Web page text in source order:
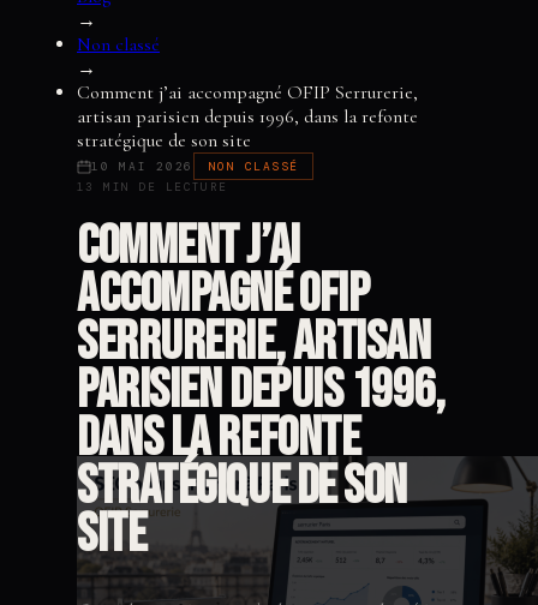
→
Non classé
→
Comment j’ai accompagné OFIP Serrurerie,
artisan parisien depuis 1996, dans la refonte
stratégique de son site
10 MAI 2026 NON CLASSÉ
13 MIN DE LECTURE
Comment j’ai
accompagné OFIP
Serrurerie, artisan
parisien depuis 1996,
dans la refonte
stratégique de son
site